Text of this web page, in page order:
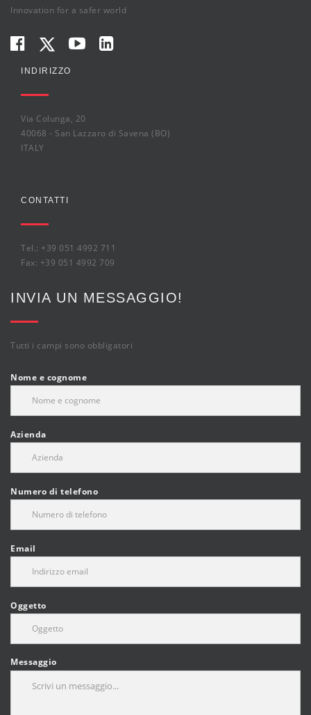
Innovation for a safer world
INDIRIZZO
Via Colunga, 20
40068 - San Lazzaro di Savena (BO)
ITALY
CONTATTI
Tel.: +39 051 4992 711
Fax: +39 051 4992 709
INVIA UN MESSAGGIO!
Tutti i campi sono obbligatori
Nome e cognome
Azienda
Numero di telefono
Email
Oggetto
Messaggio